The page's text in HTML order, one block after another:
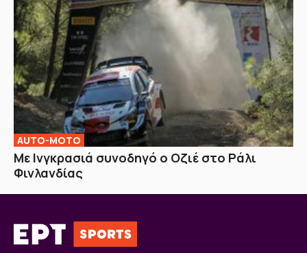
AUTO-MOTO
Με Ινγκρασιά συνοδηγό ο Οζιέ στο Ράλι
Φινλανδίας